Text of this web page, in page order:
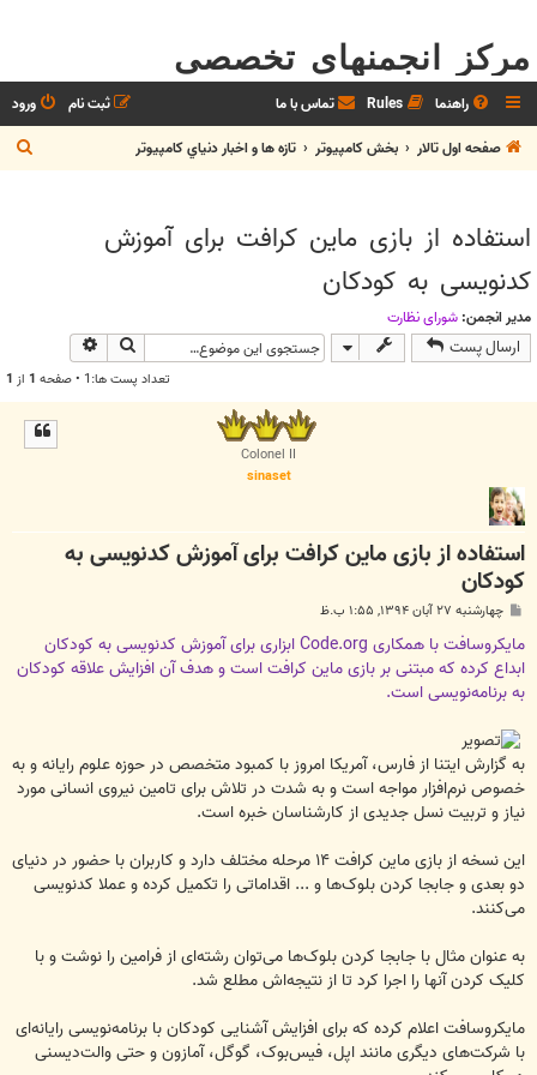
مرکز انجمنهای تخصصی
راهنما Rules تماس با ما ورود
ثبت نام
صفحه اول تالار
بخش كامپيوتر تازه ها و اخبار دنياي کامپيوتر
س
استفاده از بازی ماین کرافت برای آموزش
کدنویسی به کودکان
مدیر انجمن: شوراي نظارت
ارسال پست جستجو
تعداد پست ها:1 • صفحه 1 از 1
Colonel II
sinaset
استفاده از بازی ماین کرافت برای آموزش کدنویسی به
کودکان
س
ت
چهارشنبه ۲۷ آبان ۱۳۹۴, ۱:۵۵ ب.ظ
مایکروسافت با همکاری Code.org ابزاری برای آموزش کدنویسی به کودکان
ابداع کرده که مبتنی بر بازی ماین کرافت است و هدف آن افزایش علاقه کودکان
به برنامه‌نویسی است.
به گزارش ایتنا از فارس، آمریکا امروز با کمبود متخصص در حوزه علوم رایانه و به
خصوص نرم‌افزار مواجه است و به شدت در تلاش برای تامین نیروی انسانی مورد
نیاز و تربیت نسل جدیدی از کارشناسان خبره است.
این نسخه از بازی ماین کرافت ۱۴ مرحله مختلف دارد و کاربران با حضور در دنیای
دو بعدی و جابجا کردن بلوک‌ها و ... اقداماتی را تکمیل کرده و عملا کدنویسی
می‌کنند.
به عنوان مثال با جابجا کردن بلوک‌ها می‌توان رشته‌ای از فرامین را نوشت و با
کلیک کردن آنها را اجرا کرد تا از نتیجه‌اش مطلع شد.
مایکروسافت اعلام کرده که برای افزایش آشنایی کودکان با برنامه‌نویسی رایانه‌ای
با شرکت‌های دیگری مانند اپل، فیس‌بوک، گوگل، آمازون و حتی والت‌دیسنی